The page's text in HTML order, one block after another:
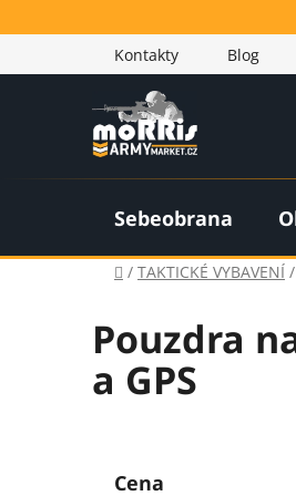
na
Kontakty
Blog
Sebeobrana
Domů
/ TAKTICKÉ VYBAVENÍ /
Pouzdra
a GPS
Cena